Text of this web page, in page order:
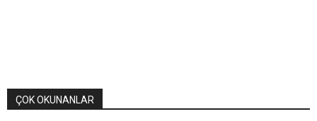
ÇOK OKUNANLAR